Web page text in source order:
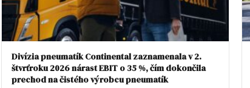
Divízia pneumatík Continental zaznamenala v 2.
štvrťroku 2026 nárast EBIT o 35 %, čím dokončila
prechod na čistého výrobcu pneumatík